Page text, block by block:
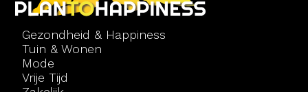
Gezondheid & Happiness
Tuin & Wonen
Mode
Vrije Tijd